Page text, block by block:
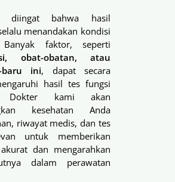
diingat bahwa hasil
menandakan kondisi
faktor, seperti
obat-obatan, atau
baru ini, dapat secara
hasil tes fungsi
Dokter kami akan
kesehatan Anda
riwayat medis, dan tes
untuk memberikan
dan mengarahkan
dalam perawatan